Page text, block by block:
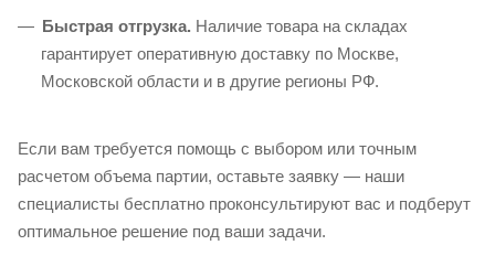
Быстрая отгрузка. Наличие товара на складах
гарантирует оперативную доставку по Москве,
Московской области и в другие регионы РФ.
Если вам требуется помощь с выбором или точным
расчетом объема партии, оставьте заявку — наши
специалисты бесплатно проконсультируют вас и подберут
оптимальное решение под ваши задачи.